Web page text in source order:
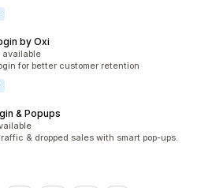
by Oxi
available
for better customer retention
& Popups
& dropped sales with smart pop-ups.